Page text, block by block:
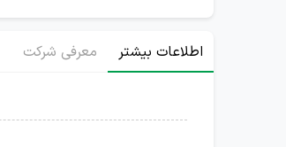
اطلاعات بیشتر معرفی شرکت